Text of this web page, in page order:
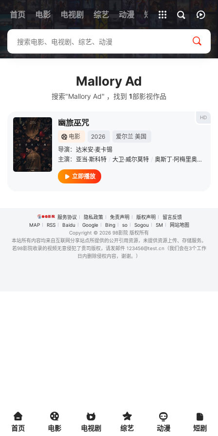
首页 电影 电视剧 综艺 动漫 短剧
全部影片
Mallory Ad
搜索"Mallory Ad" ，找到 1部影视作品
HD
幽旅巫咒
电影 2026 爱尔兰 美国
导演： 达米安·麦卡锡
主演： 亚当·斯科特 / 大卫·威尔莫特 / 奥斯丁·阿梅里奥 /
立即播放
服务协议 隐私政策 免责声明 版权声明
留言反馈
MAP
RSS Baidu Google Bing so Sogou SM
网站地图
Copyright © 2026 98影院 版权所有
本站所有内容均来自互联网分享站点所提供的公开引用资源，未提供资源上传、存储服务。
若98影院收录的视频无意侵犯了贵司版权，请发邮件 123456@test.cn（我们会在3个工作
日内删除侵权内容，谢谢。）
首页 电影 电视剧 综艺 动漫 短剧